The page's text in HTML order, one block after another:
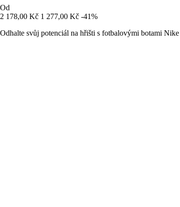
Od
2 178,00 Kč 1 277,00 Kč -41%
Odhalte svůj potenciál na hřišti s fotbalovými botami